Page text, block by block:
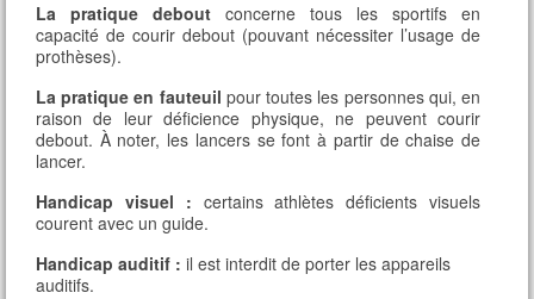
La pratique debout concerne tous les sportifs en
capacité de courir debout (pouvant nécessiter l’usage de
prothèses).
La pratique en fauteuil pour toutes les personnes qui, en
raison de leur déficience physique, ne peuvent courir
debout. À noter, les lancers se font à partir de chaise de
lancer.
Handicap visuel : certains athlètes déficients visuels
courent avec un guide.
Handicap auditif : il est interdit de porter les appareils
auditifs.